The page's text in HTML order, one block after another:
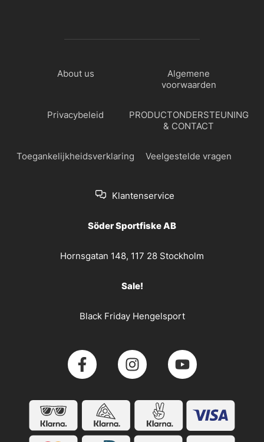
About us
Algemene
voorwaarden
Privacybeleid
PRODUCTONDERSTEUNING
& CONTACT
Toegankelijkheidsverklaring Veelgestelde vragen
Klantenservice
Söder Sportfiske AB
Hornsgatan 148, 117 28 Stockholm
Sale!
Black Friday Hengelsport